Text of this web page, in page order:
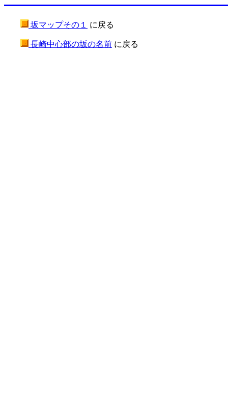
坂マップその１ に戻る
長崎中心部の坂の名前 に戻る